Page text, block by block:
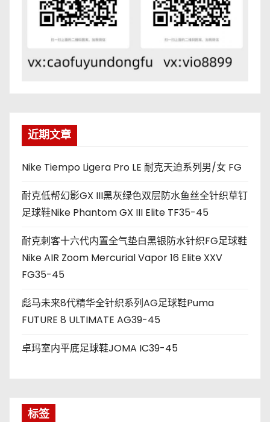
近期文章
Nike Tiempo Ligera Pro LE 耐克天迫系列男/女 FG
耐克低帮幻影GX III黑灰绿色双层防水鱼丝全针织草钉
足球鞋Nike Phantom GX III Elite TF35-45
耐克刺客十六代内置全气垫白黑银防水针织FG足球鞋
Nike AIR Zoom Mercurial Vapor 16 Elite XXV
FG35-45
彪马未来8代精华全针织系列AG足球鞋Puma
FUTURE 8 ULTIMATE AG39-45
卓玛室内平底足球鞋JOMA IC39-45
标签